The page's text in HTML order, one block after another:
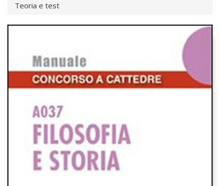
Teoria e test